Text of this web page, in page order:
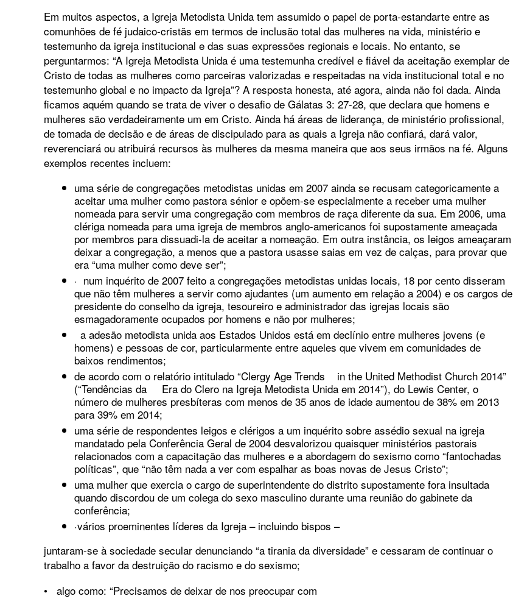
Em muitos aspectos, a Igreja Metodista Unida tem assumido o papel de porta-estandarte entre as
comunhões de fé judaico-cristãs em termos de inclusão total das mulheres na vida, ministério e
testemunho da igreja institucional e das suas expressões regionais e locais. No entanto, se
perguntarmos: “A Igreja Metodista Unida é uma testemunha credível e fiável da aceitação exemplar de
Cristo de todas as mulheres como parceiras valorizadas e respeitadas na vida institucional total e no
testemunho global e no impacto da Igreja”? A resposta honesta, até agora, ainda não foi dada. Ainda
ficamos aquém quando se trata de viver o desafio de Gálatas 3: 27-28, que declara que homens e
mulheres são verdadeiramente um em Cristo. Ainda há áreas de liderança, de ministério profissional,
de tomada de decisão e de áreas de discipulado para as quais a Igreja não confiará, dará valor,
reverenciará ou atribuirá recursos às mulheres da mesma maneira que aos seus irmãos na fé. Alguns
exemplos recentes incluem:
uma série de congregações metodistas unidas em 2007 ainda se recusam categoricamente a
aceitar uma mulher como pastora sénior e opõem-se especialmente a receber uma mulher
nomeada para servir uma congregação com membros de raça diferente da sua. Em 2006, uma
clériga nomeada para uma igreja de membros anglo-americanos foi supostamente ameaçada
por membros para dissuadi-la de aceitar a nomeação. Em outra instância, os leigos ameaçaram
deixar a congregação, a menos que a pastora usasse saias em vez de calças, para provar que
era “uma mulher como deve ser”;
· num inquérito de 2007 feito a congregações metodistas unidas locais, 18 por cento disseram
que não têm mulheres a servir como ajudantes (um aumento em relação a 2004) e os cargos de
presidente do conselho da igreja, tesoureiro e administrador das igrejas locais são
esmagadoramente ocupados por homens e não por mulheres;
a adesão metodista unida aos Estados Unidos está em declínio entre mulheres jovens (e
homens) e pessoas de cor, particularmente entre aqueles que vivem em comunidades de
baixos rendimentos;
de acordo com o relatório intitulado “Clergy Age Trends in the United Methodist Church 2014”
(“Tendências da Era do Clero na Igreja Metodista Unida em 2014”), do Lewis Center, o
número de mulheres presbíteras com menos de 35 anos de idade aumentou de 38% em 2013
para 39% em 2014;
uma série de respondentes leigos e clérigos a um inquérito sobre assédio sexual na igreja
mandatado pela Conferência Geral de 2004 desvalorizou quaisquer ministérios pastorais
relacionados com a capacitação das mulheres e a abordagem do sexismo como “fantochadas
políticas”, que “não têm nada a ver com espalhar as boas novas de Jesus Cristo”;
uma mulher que exercia o cargo de superintendente do distrito supostamente fora insultada
quando discordou de um colega do sexo masculino durante uma reunião do gabinete da
conferência;
·vários proeminentes líderes da Igreja – incluindo bispos –
juntaram-se à sociedade secular denunciando “a tirania da diversidade” e cessaram de continuar o
trabalho a favor da destruição do racismo e do sexismo;
• algo como: “Precisamos de deixar de nos preocupar com